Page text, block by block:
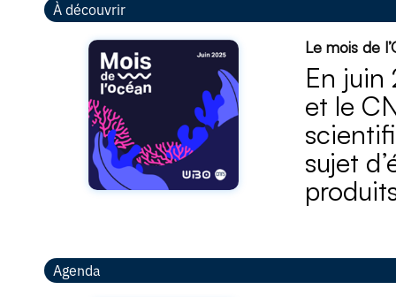
À découvrir
Le mois de
En juin
et le
sujet
Agenda